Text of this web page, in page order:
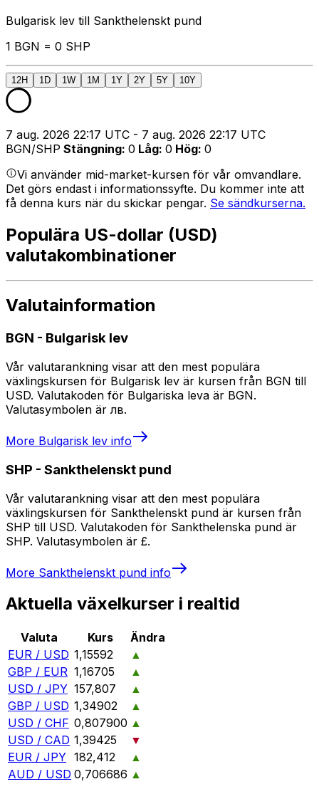
Bulgarisk lev till Sankthelenskt pund
1 BGN = 0 SHP
12H 1D 1W 1M 1Y 2Y 5Y 10Y
7 aug. 2026 22:17 UTC - 7 aug. 2026 22:17 UTC
BGN/SHP Stängning: 0 Låg: 0 Hög: 0
Vi använder mid-market-kursen för vår omvandlare.
Det görs endast i informationssyfte. Du kommer inte att
få denna kurs när du skickar pengar. Se sändkurserna.
Populära US-dollar (USD)
valutakombinationer
Valutainformation
BGN - Bulgarisk lev
Vår valutarankning visar att den mest populära
växlingskursen för Bulgarisk lev är kursen från BGN till
USD. Valutakoden för Bulgariska leva är BGN.
Valutasymbolen är лв.
More Bulgarisk lev info
SHP - Sankthelenskt pund
Vår valutarankning visar att den mest populära
växlingskursen för Sankthelenskt pund är kursen från
SHP till USD. Valutakoden för Sankthelenska pund är
SHP. Valutasymbolen är £.
More Sankthelenskt pund info
Aktuella växelkurser i realtid
Valuta Kurs
Ändra
EUR / USD 1,15592
▲
GBP / EUR 1,16705
▲
USD / JPY 157,807
▲
GBP / USD 1,34902
▲
USD / CHF 0,807900 ▲
USD / CAD 1,39425
▼
EUR / JPY 182,412
▲
AUD / USD 0,706686 ▲